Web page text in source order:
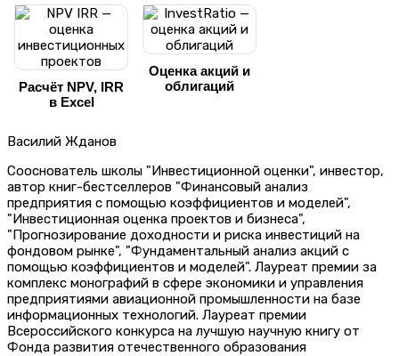
Расчёт NPV, IRR
в Excel
Оценка акций и
облигаций
Василий Жданов
Сооснователь школы "Инвестиционной оценки", инвестор,
автор книг-бестселлеров "Финансовый анализ
предприятия с помощью коэффициентов и моделей",
"Инвестиционная оценка проектов и бизнеса",
"Прогнозирование доходности и риска инвестиций на
фондовом рынке", "Фундаментальный анализ акций с
помощью коэффициентов и моделей". Лауреат премии за
комплекс монографий в сфере экономики и управления
предприятиями авиационной промышленности на базе
информационных технологий. Лауреат премии
Всероссийского конкурса на лучшую научную книгу от
Фонда развития отечественного образования